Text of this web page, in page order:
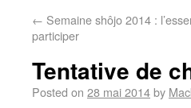
← Semaine shôjo 2014 :
participer
Tentative de
Posted on 28 mai 2014by